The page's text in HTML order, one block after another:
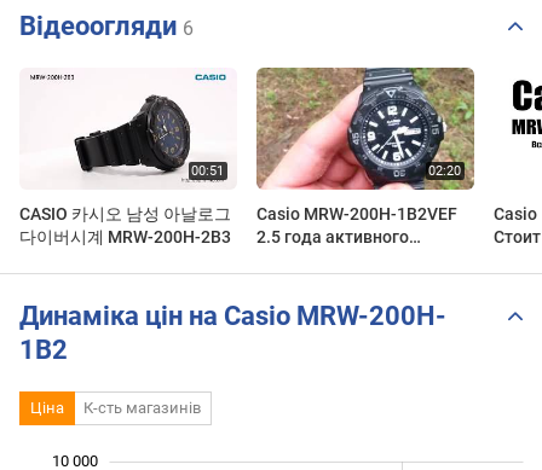
Відеоогляди 6
CASIO 카시오 남성 아날로그
다이버시계 MRW-200H-2B3
Casio MRW-200H-1B2VEF
2.5 года активного
Casio
Динаміка цін на Casio MRW-200H-
1B2
Ціна К-сть магазинів
10 000